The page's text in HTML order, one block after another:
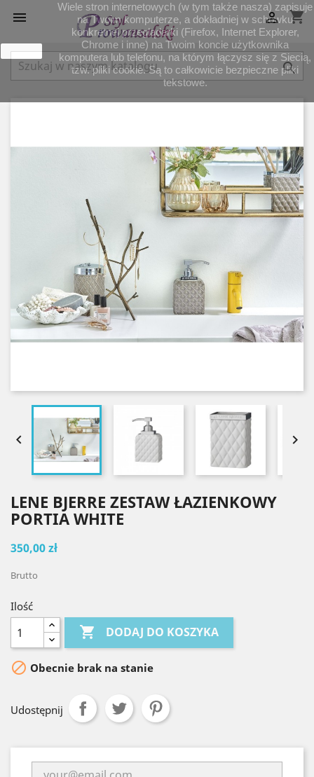
 shopping_cart


 
LENE BJERRE ZESTAW ŁAZIENKOWY
PORTIA WHITE
350,00 zł
Brutto
Ilość
 DODAJ DO KOSZYKA
 Obecnie brak na stanie
Udostępnij
zamknij
Wiele stron internetowych (w tym także nasza) zapisuje
na Twoim komputerze, a dokładniej w schowku
konkretnej przeglądarki (Firefox, Internet Explorer,
Chrome i inne) na Twoim koncie użytkownika
komputera lub telefonu, na którym łączysz się z Siecią,
tzw. pliki cookie. Są to całkowicie bezpieczne pliki
tekstowe.